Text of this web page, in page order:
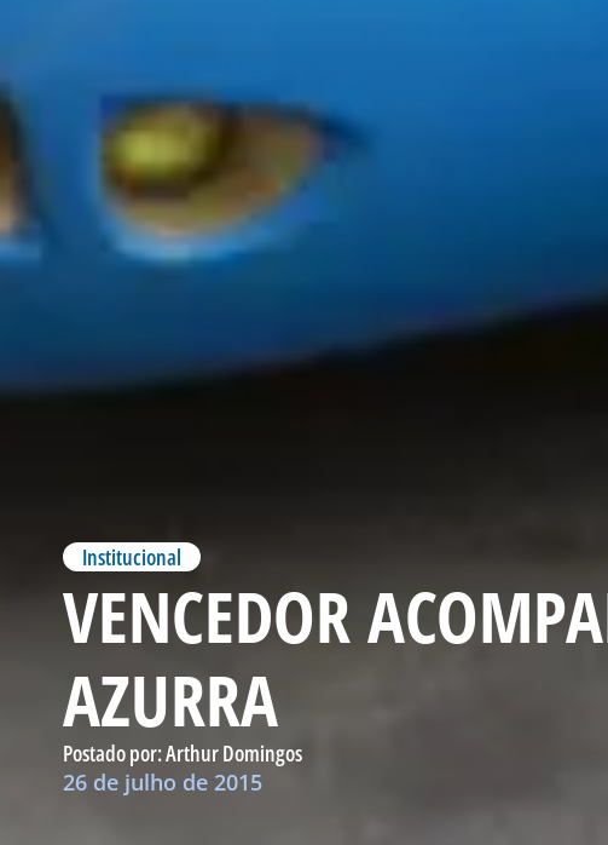
Institucional
VENCEDOR
AZURRA
Postado por:Arthur Domingos
26 de julho de 2015